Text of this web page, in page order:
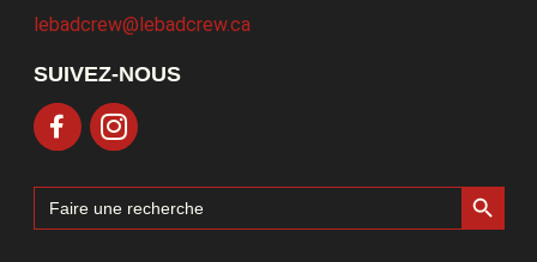
lebadcrew@lebadcrew.ca
SUIVEZ-NOUS
Search
for:
Search Button